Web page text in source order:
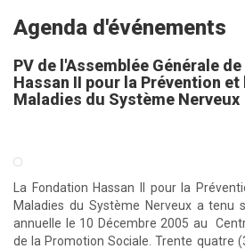
Agenda d'événements
PV de l'Assemblée Générale
Hassan II pour la Prévention
Maladies du Système Nerveux
La Fondation Hassan II pour la
Maladies du Système Nerveux a tenu
annuelle le 10 Décembre 2005 au
de la Promotion Sociale. Trente quatre